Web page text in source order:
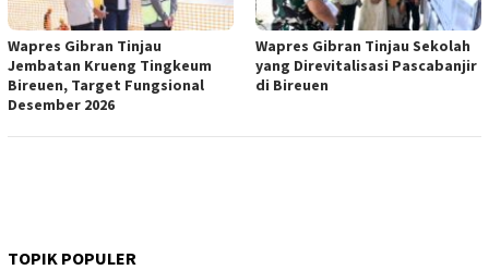
Wapres Gibran Tinjau
Jembatan Krueng Tingkeum
Bireuen, Target Fungsional
Desember 2026
Wapres Gibran Tinjau Sekolah
yang Direvitalisasi Pascabanjir
di Bireuen
TOPIK POPULER